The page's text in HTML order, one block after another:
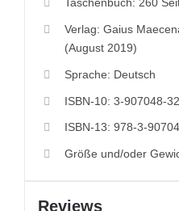
Taschenbuch: 260
Verlag: Gaius
(August 2019)
Sprache: Deutsch
ISBN-10: 3-907048-
ISBN-13: 978-3-
Größe und/oder
Reviews